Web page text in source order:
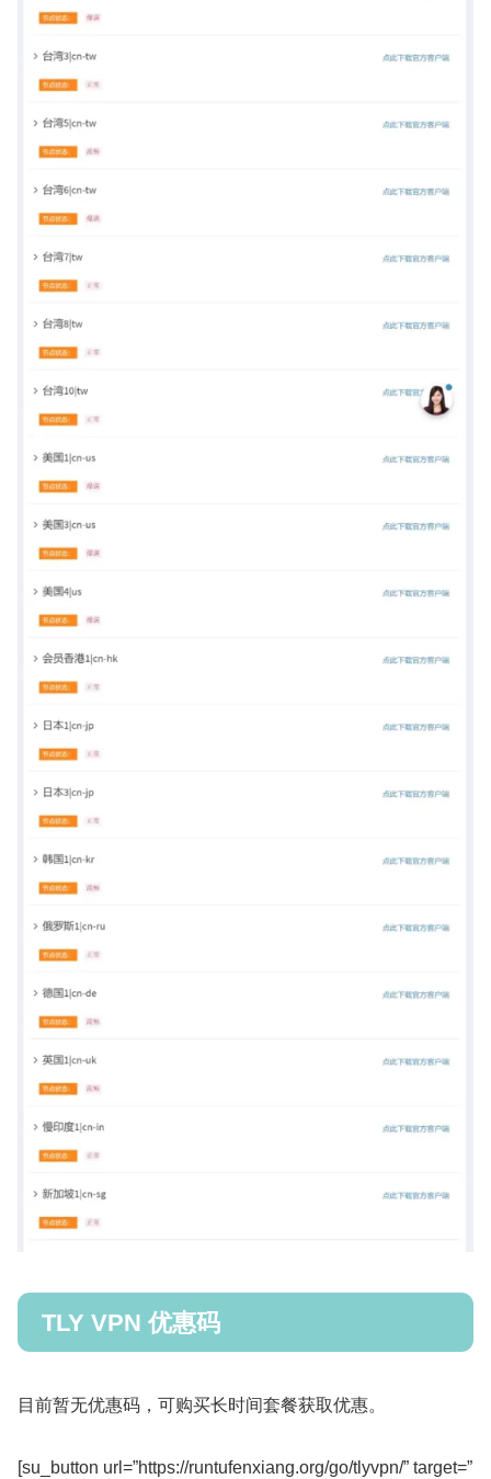
TLY VPN 优惠码
目前暂无优惠码，可购买长时间套餐获取优惠。
[su_button url=”https://runtufenxiang.org/go/tlyvpn/” target=”